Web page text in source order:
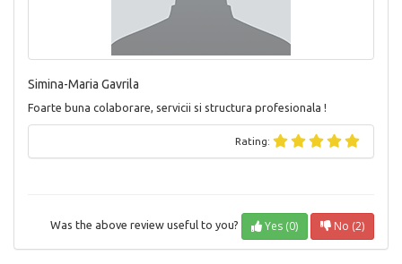
Simina-Maria Gavrila
Foarte buna colaborare, servicii si structura profesionala !
Rating:
Was the above review useful to you? Yes (0) No (2)